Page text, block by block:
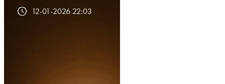
12-01-2026 22:03